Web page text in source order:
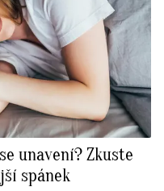
unavení? Zkuste
spánek